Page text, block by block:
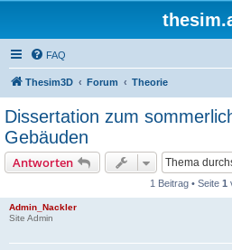
FAQ
Thesim3D Forum Theorie
Dissertation zum
Gebäuden
Antworten
1 Beitrag • Seite 1
Admin_Nackler
Site Admin